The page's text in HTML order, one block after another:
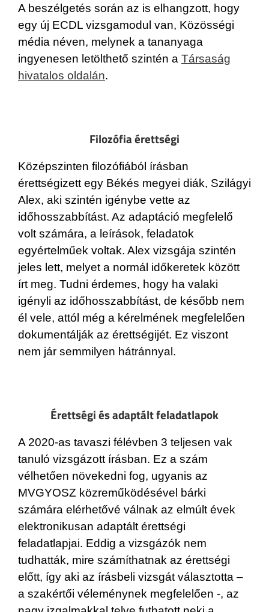
A beszélgetés során az is elhangzott, hogy
egy új ECDL vizsgamodul van, Közösségi
média néven, melynek a tananyaga
ingyenesen letölthető szintén a Társaság
hivatalos oldalán.
Filozófia érettségi
Középszinten filozófiából írásban
érettségizett egy Békés megyei diák, Szilágyi
Alex, aki szintén igénybe vette az
időhosszabbítást. Az adaptáció megfelelő
volt számára, a leírások, feladatok
egyértelműek voltak. Alex vizsgája szintén
jeles lett, melyet a normál időkeretek között
írt meg. Tudni érdemes, hogy ha valaki
igényli az időhosszabbítást, de később nem
él vele, attól még a kérelmének megfelelően
dokumentálják az érettségijét. Ez viszont
nem jár semmilyen hátránnyal.
Érettségi és adaptált feladatlapok
A 2020-as tavaszi félévben 3 teljesen vak
tanuló vizsgázott írásban. Ez a szám
vélhetően növekedni fog, ugyanis az
MVGYOSZ közreműködésével bárki
számára elérhetővé válnak az elmúlt évek
elektronikusan adaptált érettségi
feladatlapjai. Eddig a vizsgázók nem
tudhatták, mire számíthatnak az érettségi
előtt, így aki az írásbeli vizsgát választotta –
a szakértői véleménynek megfelelően -, az